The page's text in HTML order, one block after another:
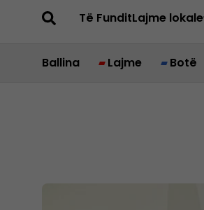
Të FunditLajme lokale
Ballina Lajme Botë